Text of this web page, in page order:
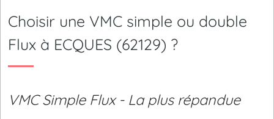
Choisir une VMC simple ou double
Flux à ECQUES (62129) ?
VMC Simple Flux - La plus répandue